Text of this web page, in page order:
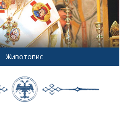
Животопис